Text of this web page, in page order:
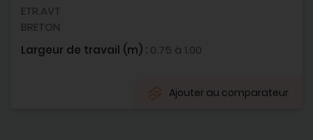
ETR.AVT
BRETON
Largeur de travail (m) : 0.75 à 1.00
Ajouter au comparateur